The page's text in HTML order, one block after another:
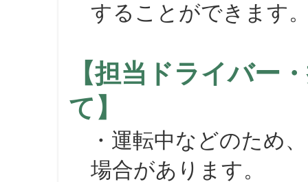
することができます
【担当ドライバー
て】
・運転中などのため
場合があります。